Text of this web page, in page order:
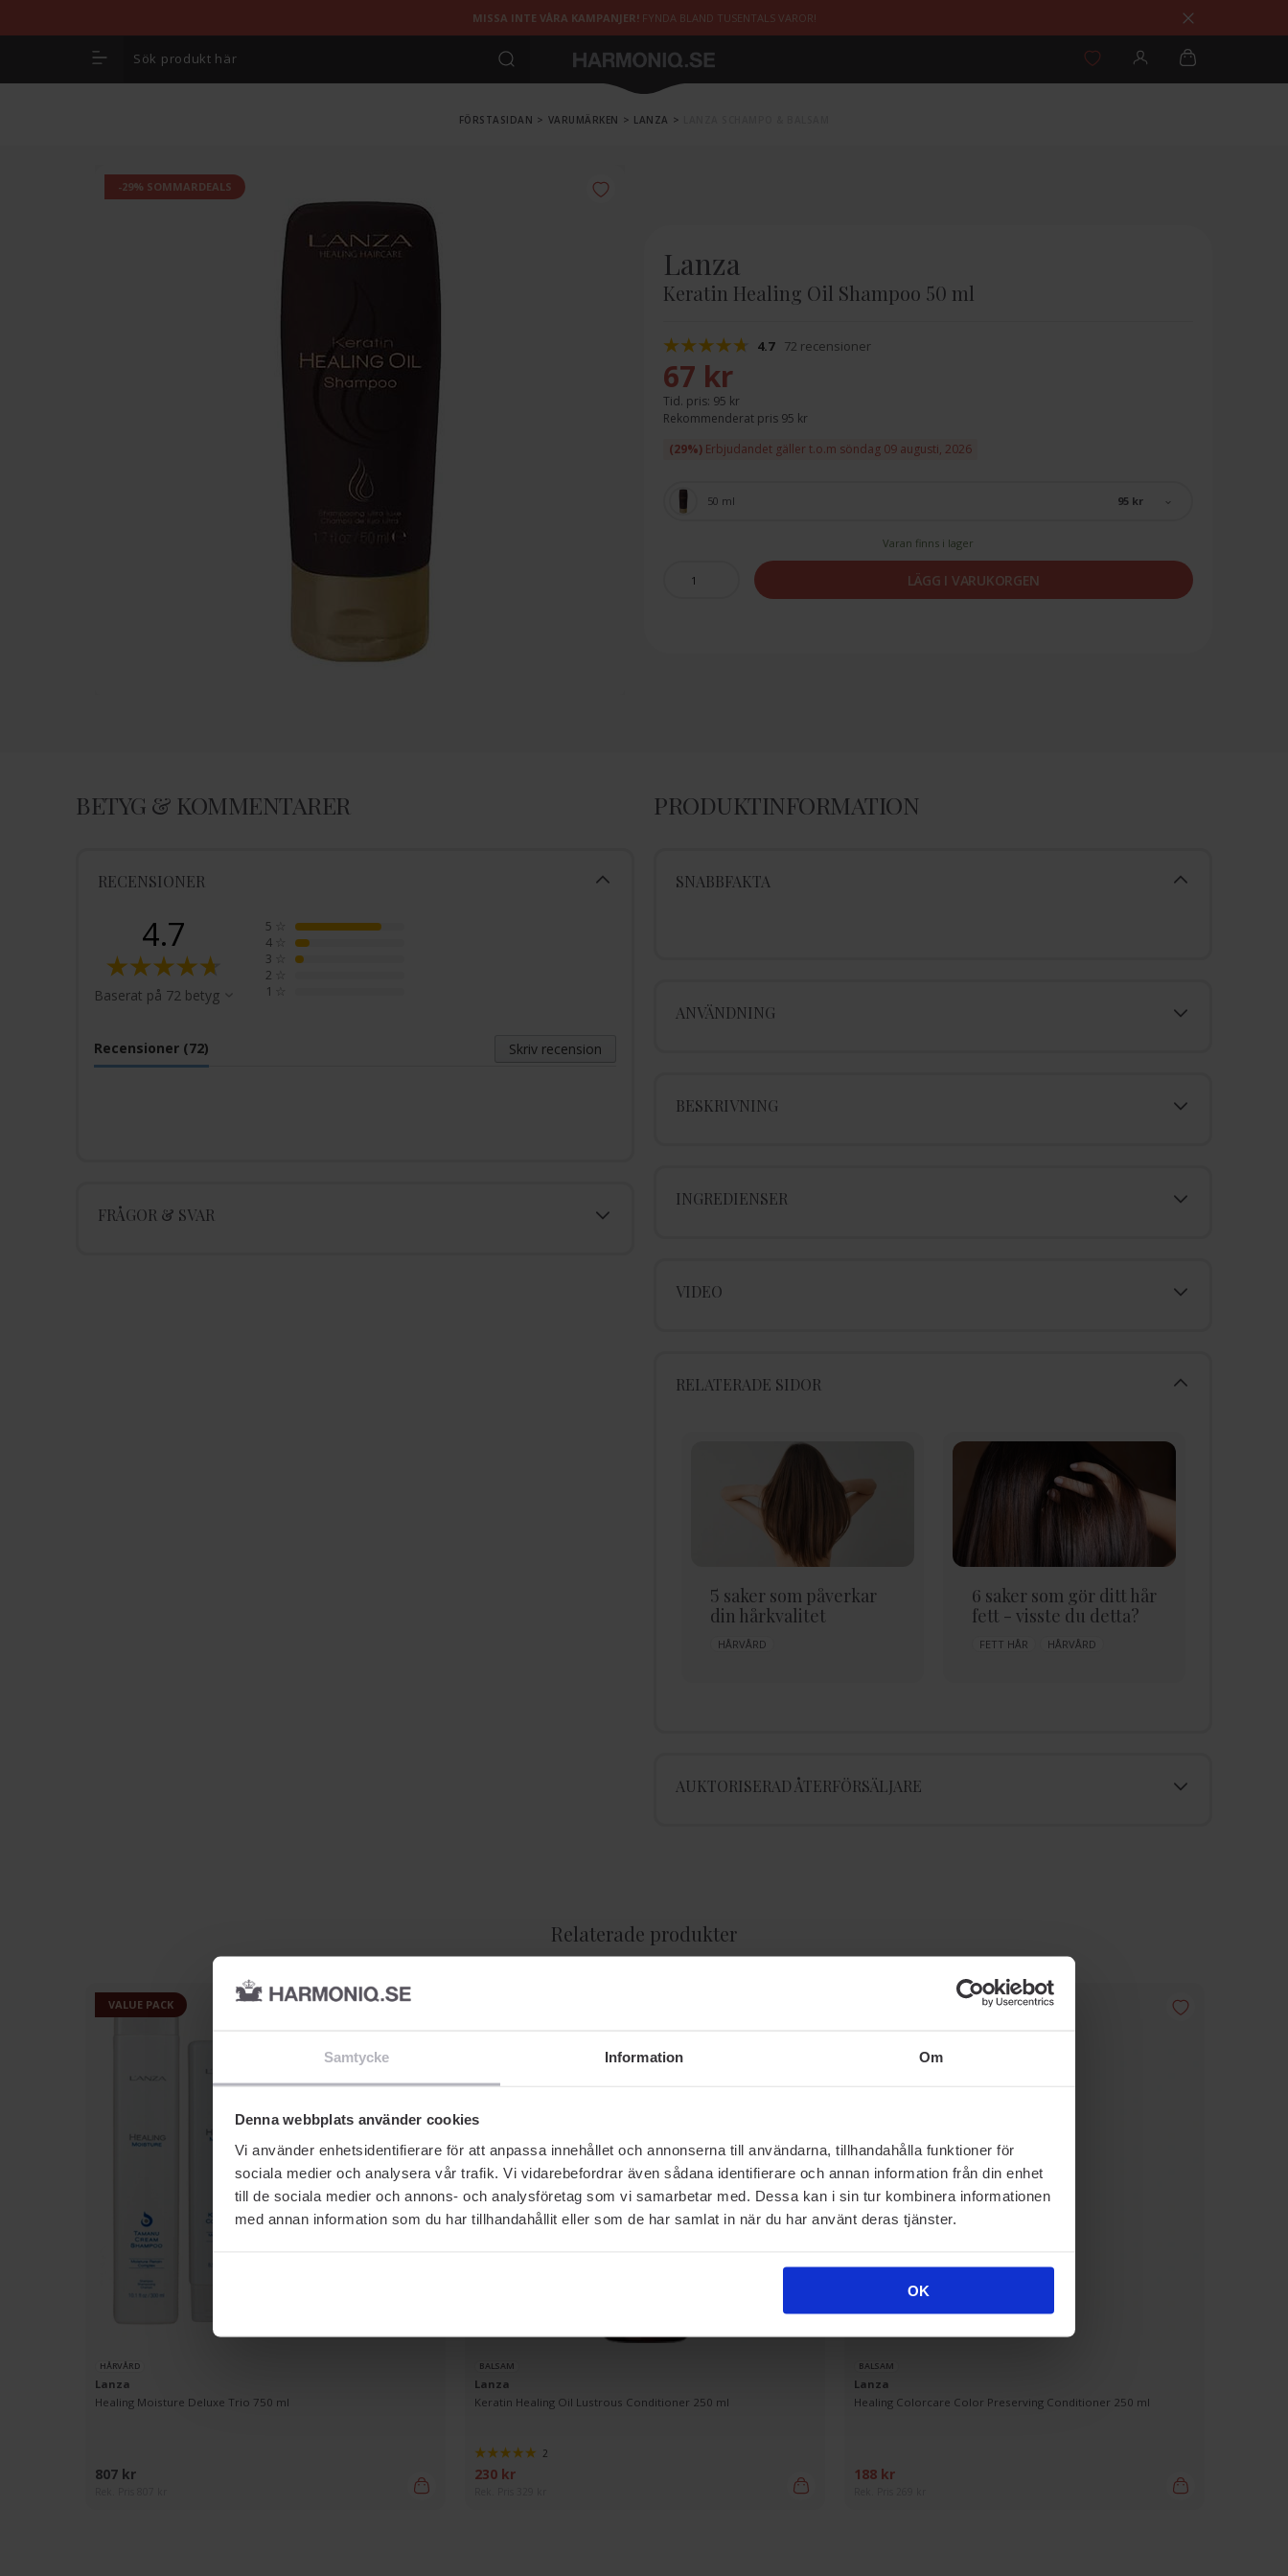
Samtycke Information Om
Denna webbplats använder cookies
Vi använder enhetsidentifierare för att anpassa innehållet och annonserna till användarna, tillhandahålla funktioner för
sociala medier och analysera vår trafik. Vi vidarebefordrar även sådana identifierare och annan information från din enhet
till de sociala medier och annons- och analysföretag som vi samarbetar med. Dessa kan i sin tur kombinera informationen
med annan information som du har tillhandahållit eller som de har samlat in när du har använt deras tjänster.
OK
MISSA INTE VÅRA KAMPANJER! FYNDA BLAND TUSENTALS VAROR!
FÖRSTASIDAN > VARUMÄRKEN > LANZA >
-29% SOMMARDEALS
Lanza
Keratin Healing Oil Shampoo 50 ml
4.7 72 recensioner
67 kr
Tid. pris: 95 kr
Rekommenderat pris 95 kr
(29%) Erbjudandet gäller t.o.m söndag 09 augusti, 2026
95 kr
50 ml
Varan finns i lager
LÄGG I VARUKORGEN
BETYG & KOMMENTARER
RECENSIONER
4.7
Baserat på 72 betyg
5
4
3
2
1
Skriv recension
Recensioner (72)
FRÅGOR & SVAR
PRODUKTINFORMATION
SNABBFAKTA
ANVÄNDNING
BESKRIVNING
INGREDIENSER
VIDEO
RELATERADE SIDOR
5 saker som påverkar
din hårkvalitet
HÅRVÅRD
6 saker som gör ditt hår
fett - visste du detta?
FETT HÅR HÅRVÅRD
AUKTORISERAD ÅTERFÖRSÄLJARE
Relaterade produkter
VALUE PACK
HÅRVÅRD
Lanza
Healing Moisture Deluxe Trio 750 ml
807 kr
BALSAM
Lanza
Keratin Healing Oil Lustrous Conditioner 250 ml
2
230 kr
BALSAM
Lanza
Healing Colorcare Color Preserving Conditioner 250 ml
188 kr